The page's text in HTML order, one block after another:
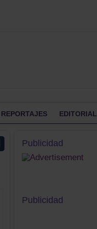
REPORTAJES EDITORIAL
Publicidad
Publicidad